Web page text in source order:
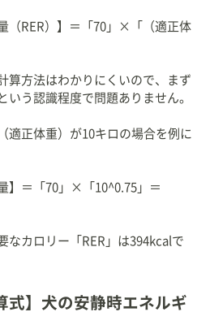
（RER）】＝「70」×「（適正体
算方法はわかりにくいので、まず
いう認識程度で問題ありません。
適正体重）が10キロの場合を例に
】＝「70」×「10^0.75」＝
なカロリー「RER」は394kcalで
式】犬の安静時エネルギ